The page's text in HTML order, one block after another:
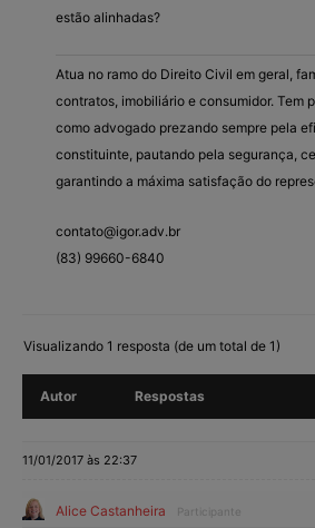
estão alinhadas?
Atua no ramo do Direito Civil em geral,
contratos, imobiliário e consumidor. Tem
como advogado prezando sempre pela
constituinte, pautando pela segurança,
garantindo a máxima satisfação do
contato@igor.adv.br
(83) 99660-6840
Visualizando 1 resposta (de um total de 1)
Autor Respostas
11/01/2017 às 22:37
Alice Castanheira Participante